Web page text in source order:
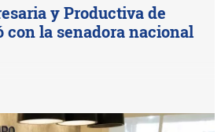
y Productiva de
con la senadora nacional